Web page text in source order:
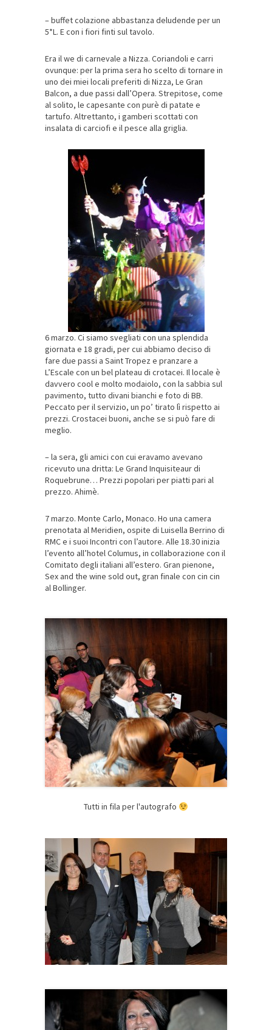
– buffet colazione abbastanza deludende per un
5*L. E con i fiori finti sul tavolo.
Era il we di carnevale a Nizza. Coriandoli e carri
ovunque: per la prima sera ho scelto di tornare in
uno dei miei locali preferiti di Nizza, Le Gran
Balcon, a due passi dall’Opera. Strepitose, come
al solito, le capesante con purè di patate e
tartufo. Altrettanto, i gamberi scottati con
insalata di carciofi e il pesce alla griglia.
6 marzo. Ci siamo svegliati con una splendida
giornata e 18 gradi, per cui abbiamo deciso di
fare due passi a Saint Tropez e pranzare a
L’Escale con un bel plateau di crotacei. Il locale è
davvero cool e molto modaiolo, con la sabbia sul
pavimento, tutto divani bianchi e foto di BB.
Peccato per il servizio, un po’ tirato lì rispetto ai
prezzi. Crostacei buoni, anche se si può fare di
meglio.
– la sera, gli amici con cui eravamo avevano
ricevuto una dritta: Le Grand Inquisiteaur di
Roquebrune… Prezzi popolari per piatti pari al
prezzo. Ahimè.
7 marzo. Monte Carlo, Monaco. Ho una camera
prenotata al Meridien, ospite di Luisella Berrino di
RMC e i suoi Incontri con l’autore. Alle 18.30 inizia
l’evento all’hotel Columus, in collaborazione con il
Comitato degli italiani all’estero. Gran pienone,
Sex and the wine sold out, gran finale con cin cin
al Bollinger.
Tutti in fila per l'autografo